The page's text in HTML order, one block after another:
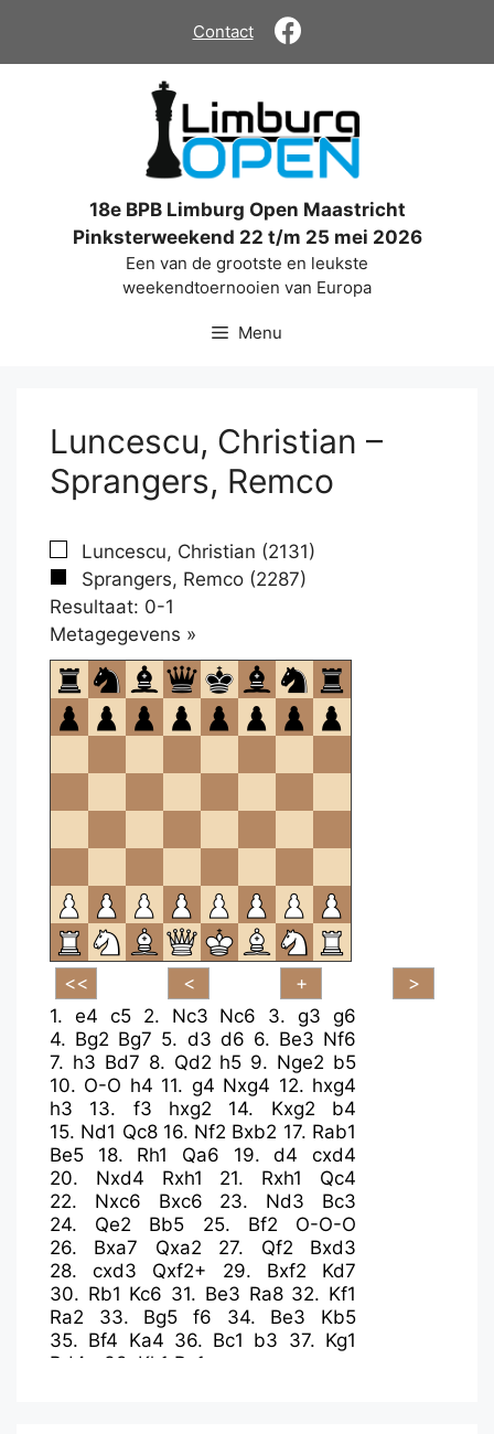
de
Contact
18e BPB Limburg Open Maastricht
Pinksterweekend 22 t/m 25 mei 2026
Een van de grootste en leukste
weekendtoernooien van Europa
Menu
Luncescu, Christian –
Sprangers, Remco
Luncescu, Christian (2131)
Sprangers, Remco (2287)
Resultaat: 0-1
Metagegevens »
om
te
openen.
1. e4 c5 2. Nc3 Nc6 3.g3 g6
4. Bg2 Bg7 5. d3 d6 6. Be3 Nf6
7. h3 Bd7 8. Qd2 h5 9. Nge2 b5
10. O-O h4 11. g4 Nxg4 12. hxg4
h3
13. f3 hxg2 14. Kxg2
b4
15. Nd1 Qc8 16. Nf2 Bxb2 17. Rab1
Be5
18. Rh1 Qa6 19.d4
cxd4
20. Nxd4 Rxh1 21. Rxh1
Qc4
22. Nxc6 Bxc6 23. Nd3
Bc3
24. Qe2 Bb5 25. Bf2
O-O-O
26. Bxa7 Qxa2 27. Qf2
Bxd3
28.cxd3 Qxf2+ 29. Bxf2
Kd7
30. Rb1 Kc6 31. Be3 Ra8 32. Kf1
Ra2
33. Bg5 f6 34. Be3
Kb5
35. Bf4 Ka4 36. Bc1 b3 37. Kg1
Bd4+
38. Kh1 Ra1